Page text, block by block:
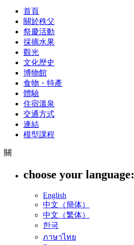
首頁
關於秩父
祭慶活動
採摘水果
觀光
文化歴史
博物館
食物・特產
體驗
住宿溫泉
交通方式
連結
模型課程
關
choose your language:
English
中文（簡体）
中文（繁体）
한국
ภาษาไทย